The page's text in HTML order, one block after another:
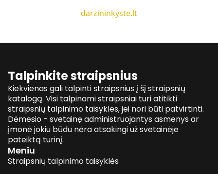
darzininkyste.lt
Talpinkite straipsnius
Kiekvienas gali talpinti straipsnius į šį straipsnių
katalogą. Visi talpinami straipsniai turi atitikti
straipsnių talpinimo taisykles, jei nori būti patvirtinti.
Dėmesio - svetainę administruojantys asmenys ar
įmonė jokiu būdu nėra atsakingi už svetainėje
pateiktą turinį.
Meniu
Straipsnių talpinimo taisyklės